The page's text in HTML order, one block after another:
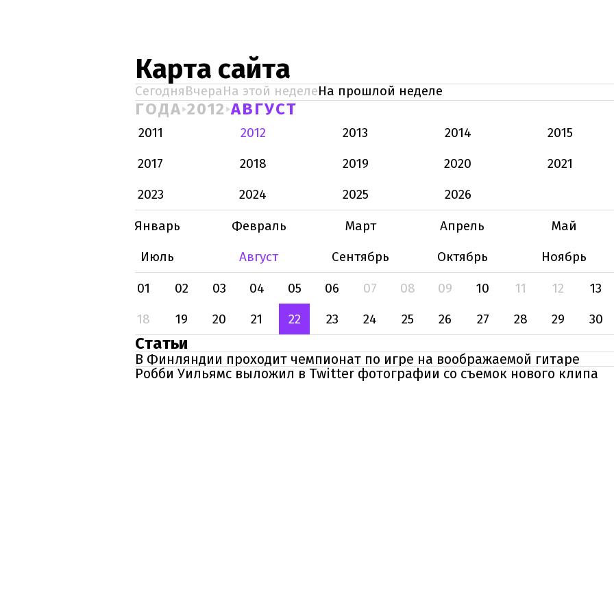
Карта сайта
СегодняВчераНа этой неделеНа прошлой неделе
ГОДА 2012 АВГУСТ
2011 2012 2013 2014
2015
2017
2018 2019 2020
2021
2023
2024 2025
2026
Январь
Февраль Март Апрель
Май
Июль
Август Сентябрь Октябрь
Ноябрь
01
02 03 04 05 06 07 08 09 10 11 12
13
18
19 20 21 22 23 24 25 26 27 28 29 30
Статьи
В Финляндии проходит чемпионат по игре на воображаемой гитаре
Робби Уильямс выложил в Twitter фотографии со съемок нового клипа